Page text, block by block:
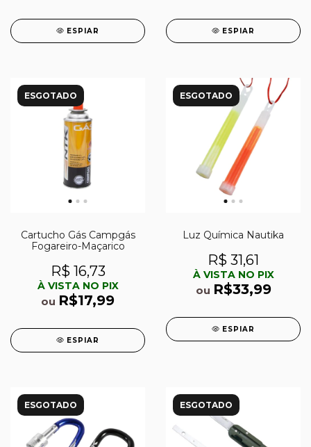
ESPIAR ESPIAR
ESGOTADO
Cartucho Gás Campgás
Fogareiro-Maçarico
R$ 16,73
À VISTA NO PIX
ou R$17,99
ESPIAR
ESGOTADO
Luz Química Nautika
R$ 31,61
À VISTA NO PIX
ou R$33,99
ESPIAR
ESGOTADO ESGOTADO